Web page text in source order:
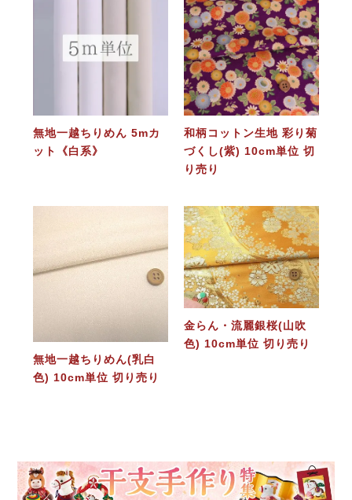
無地一越ちりめん 5mカ
ット《白系》
和柄コットン生地 彩り菊
づくし(紫) 10cm単位 切
り売り
無地一越ちりめん(乳白
色) 10cm単位 切り売り
金らん・流麗銀桜(山吹
色) 10cm単位 切り売り